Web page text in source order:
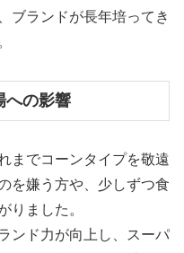
ブランドが長年培ってき
への影響
までコーンタイプを敬遠
を嫌う方や、少しずつ食
りました。
ンド力が向上し、スーパ